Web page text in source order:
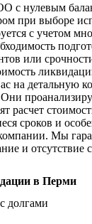
с нулевым
при выборе
с учетом
или
на детальную
расчет
сроков и
Мы
и
в Перми
долгами